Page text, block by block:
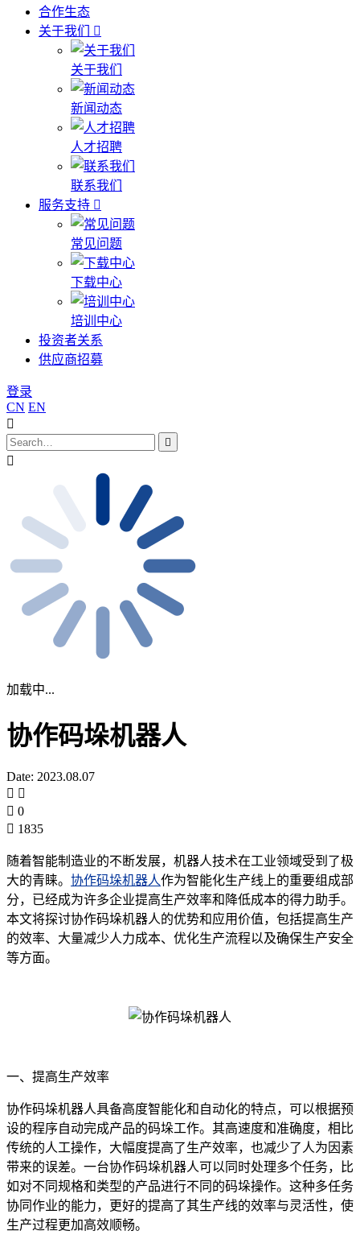
合作生态
关于我们
关于我们
新闻动态
人才招聘
联系我们
服务支持
常见问题
下载中心
培训中心
投资者关系
供应商招募
登录
CN EN
加载中...
协作码垛机器人
Date: 2023.08.07
0
1835
随着智能制造业的不断发展，机器人技术在工业领域受到了极
大的青睐。 协作码垛机器人作为智能化生产线上的重要组成部
分，已经成为许多企业提高生产效率和降低成本的得力助手。
本文将探讨协作码垛机器人的优势和应用价值，包括提高生产
的效率、大量减少人力成本、优化生产流程以及确保生产安全
等方面。
一、提高生产效率
协作码垛机器人具备高度智能化和自动化的特点，可以根据预
设的程序自动完成产品的码垛工作。其高速度和准确度，相比
传统的人工操作，大幅度提高了生产效率，也减少了人为因素
带来的误差。一台协作码垛机器人可以同时处理多个任务，比
如对不同规格和类型的产品进行不同的码垛操作。这种多任务
协同作业的能力，更好的提高了其生产线的效率与灵活性，使
生产过程更加高效顺畅。